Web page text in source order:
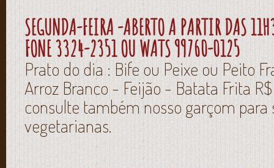
SEGUNDA-FEIRA -ABERTO A PARTIR DAS
FONE 3324-2351 OU WATS 99760-0125
Prato do dia : Bife ou Peixe ou Peito
Arroz Branco - Feijão - Batata Frita
consulte também nosso garçom para
vegetarianas.